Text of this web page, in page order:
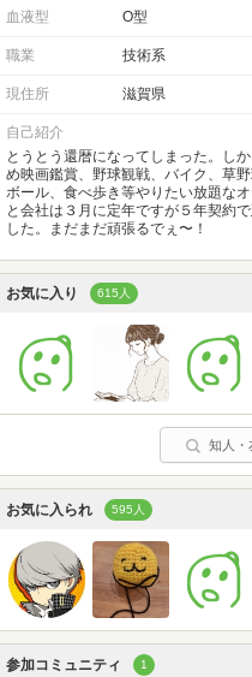
血液型 O型
職業 技術系
現住所 滋賀県
自己紹介
とうとう還暦になってしまった。し
め映画鑑賞、野球観戦、バイク、草
ボール、食べ歩き等やりたい放題な
と会社は３月に定年ですが５年契約
した。まだまだ頑張るでぇ〜！
お気に入り 615人
知人・
お気に入られ 595人
参加コミュニティ 1